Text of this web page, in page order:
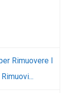
Rimuovere l